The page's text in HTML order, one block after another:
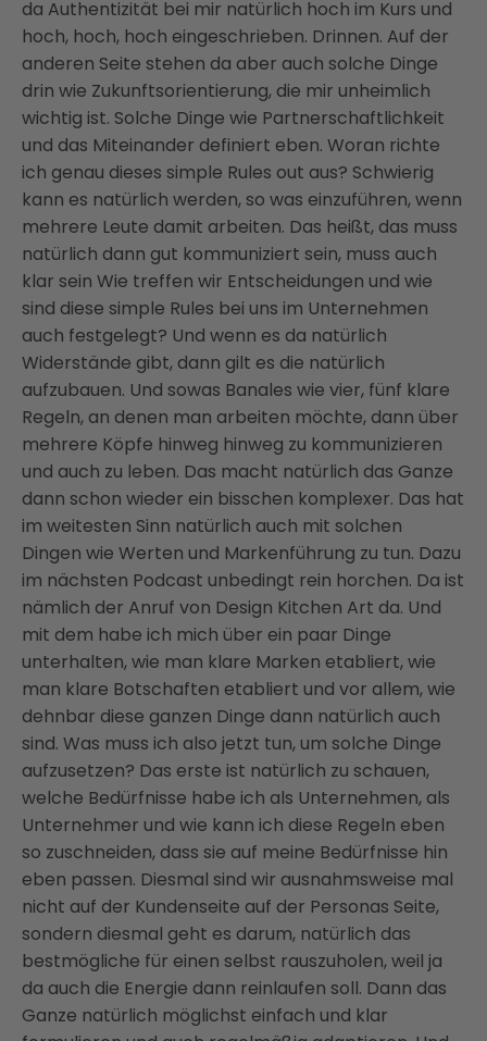
da Authentizität bei mir natürlich hoch im Kurs und
hoch, hoch, hoch eingeschrieben. Drinnen. Auf der
anderen Seite stehen da aber auch solche Dinge
drin wie Zukunftsorientierung, die mir unheimlich
wichtig ist. Solche Dinge wie Partnerschaftlichkeit
und das Miteinander definiert eben. Woran richte
ich genau dieses simple Rules out aus? Schwierig
kann es natürlich werden, so was einzuführen, wenn
mehrere Leute damit arbeiten. Das heißt, das muss
natürlich dann gut kommuniziert sein, muss auch
klar sein Wie treffen wir Entscheidungen und wie
sind diese simple Rules bei uns im Unternehmen
auch festgelegt? Und wenn es da natürlich
Widerstände gibt, dann gilt es die natürlich
aufzubauen. Und sowas Banales wie vier, fünf klare
Regeln, an denen man arbeiten möchte, dann über
mehrere Köpfe hinweg hinweg zu kommunizieren
und auch zu leben. Das macht natürlich das Ganze
dann schon wieder ein bisschen komplexer. Das hat
im weitesten Sinn natürlich auch mit solchen
Dingen wie Werten und Markenführung zu tun. Dazu
im nächsten Podcast unbedingt rein horchen. Da ist
nämlich der Anruf von Design Kitchen Art da. Und
mit dem habe ich mich über ein paar Dinge
unterhalten, wie man klare Marken etabliert, wie
man klare Botschaften etabliert und vor allem, wie
dehnbar diese ganzen Dinge dann natürlich auch
sind. Was muss ich also jetzt tun, um solche Dinge
aufzusetzen? Das erste ist natürlich zu schauen,
welche Bedürfnisse habe ich als Unternehmen, als
Unternehmer und wie kann ich diese Regeln eben
so zuschneiden, dass sie auf meine Bedürfnisse hin
eben passen. Diesmal sind wir ausnahmsweise mal
nicht auf der Kundenseite auf der Personas Seite,
sondern diesmal geht es darum, natürlich das
bestmögliche für einen selbst rauszuholen, weil ja
da auch die Energie dann reinlaufen soll. Dann das
Ganze natürlich möglichst einfach und klar